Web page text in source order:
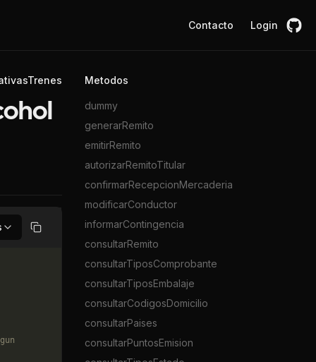
Contacto Login
Copiar
Metodos
dummy
generarRemito
emitirRemito
autorizarRemitoTitular
confirmarRecepcionMercaderia
modificarConductor
informarContingencia
consultarRemito
consultarTiposComprobante
consultarTiposEmbalaje
consultarCodigosDomicilio
consultarPaises
consultarPuntosEmision